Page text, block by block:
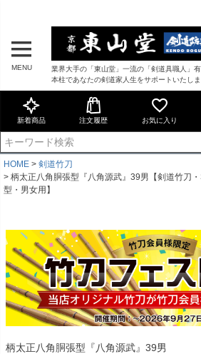
MENU
業界大手の「東山堂」一流の「剣道具職人」
本柱であなたの剣道家人生をサポートいたしま
新着商品 注文履歴 お気に入り
HOME
剣道竹刀
柄太正八角胴張型『八角源武』39男【剣道竹刀
型・男女用】
柄太正八角胴張型『八角源武』39男